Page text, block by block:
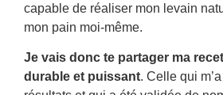
capable de réaliser mon levain
mon pain moi-même.
Je vais donc te partager ma
durable et puissant. Celle qui